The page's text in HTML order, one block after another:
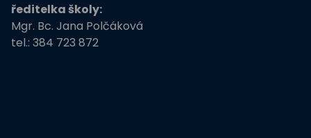
ředitelka školy:
Mgr. Bc. Jana Polčáková
tel.: 384 723 872